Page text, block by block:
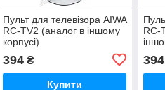
Пульт для телевізора AIWA
RC-TV2 (аналог в іншому
корпусі)
394₴
Купити
RC-
394